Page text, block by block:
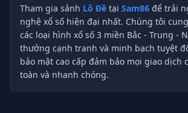
Tham gia sảnh Lô Đề tại Sam86 để trải
nghệ xổ số hiện đại nhất. Chúng tôi
các loại hình xổ số 3 miền Bắc - Trung -
thưởng cạnh tranh và minh bạch tuyệt
bảo mật cao cấp đảm bảo mọi giao dịch
toàn và nhanh chóng.